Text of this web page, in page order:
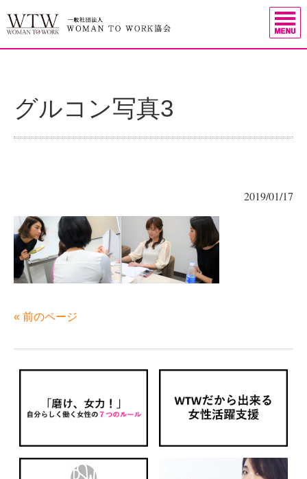
グルコン写真3
2019/01/17
« 前のページ